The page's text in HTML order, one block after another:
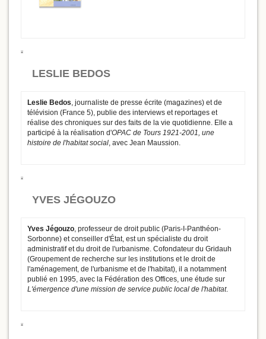
LESLIE BEDOS
Leslie Bedos, journaliste de presse écrite (magazines) et de
télévision (France 5), publie des interviews et reportages et
réalise des chroniques sur des faits de la vie quotidienne. Elle a
participé à la réalisation d'OPAC de Tours 1921-2001, une
histoire de l'habitat social, avec Jean Maussion.
YVES JÉGOUZO
Yves Jégouzo, professeur de droit public (Paris-I-Panthéon-
Sorbonne) et conseiller d'État, est un spécialiste du droit
administratif et du droit de l'urbanisme. Cofondateur du Gridauh
(Groupement de recherche sur les institutions et le droit de
l'aménagement, de l'urbanisme et de l'habitat), il a notamment
publié en 1995, avec la Fédération des Offices, une étude sur
L'émergence d'une mission de service public local de l'habitat.